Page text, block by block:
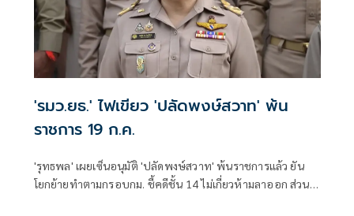
'รมว.ยธ.' ไฟเขียว 'ปลัดพงษ์สวาท' พ้น
ราชการ 19 ก.ค.
'รุทธพล' เผยเซ็นอนุมัติ 'ปลัดพงษ์สวาท' พ้นราชการแล้ว ยัน
โยกย้ายทำตามกรอบกม. ชี้คดีชั้น 14 ไม่เกี่ยวห้ามลาออก ส่วน